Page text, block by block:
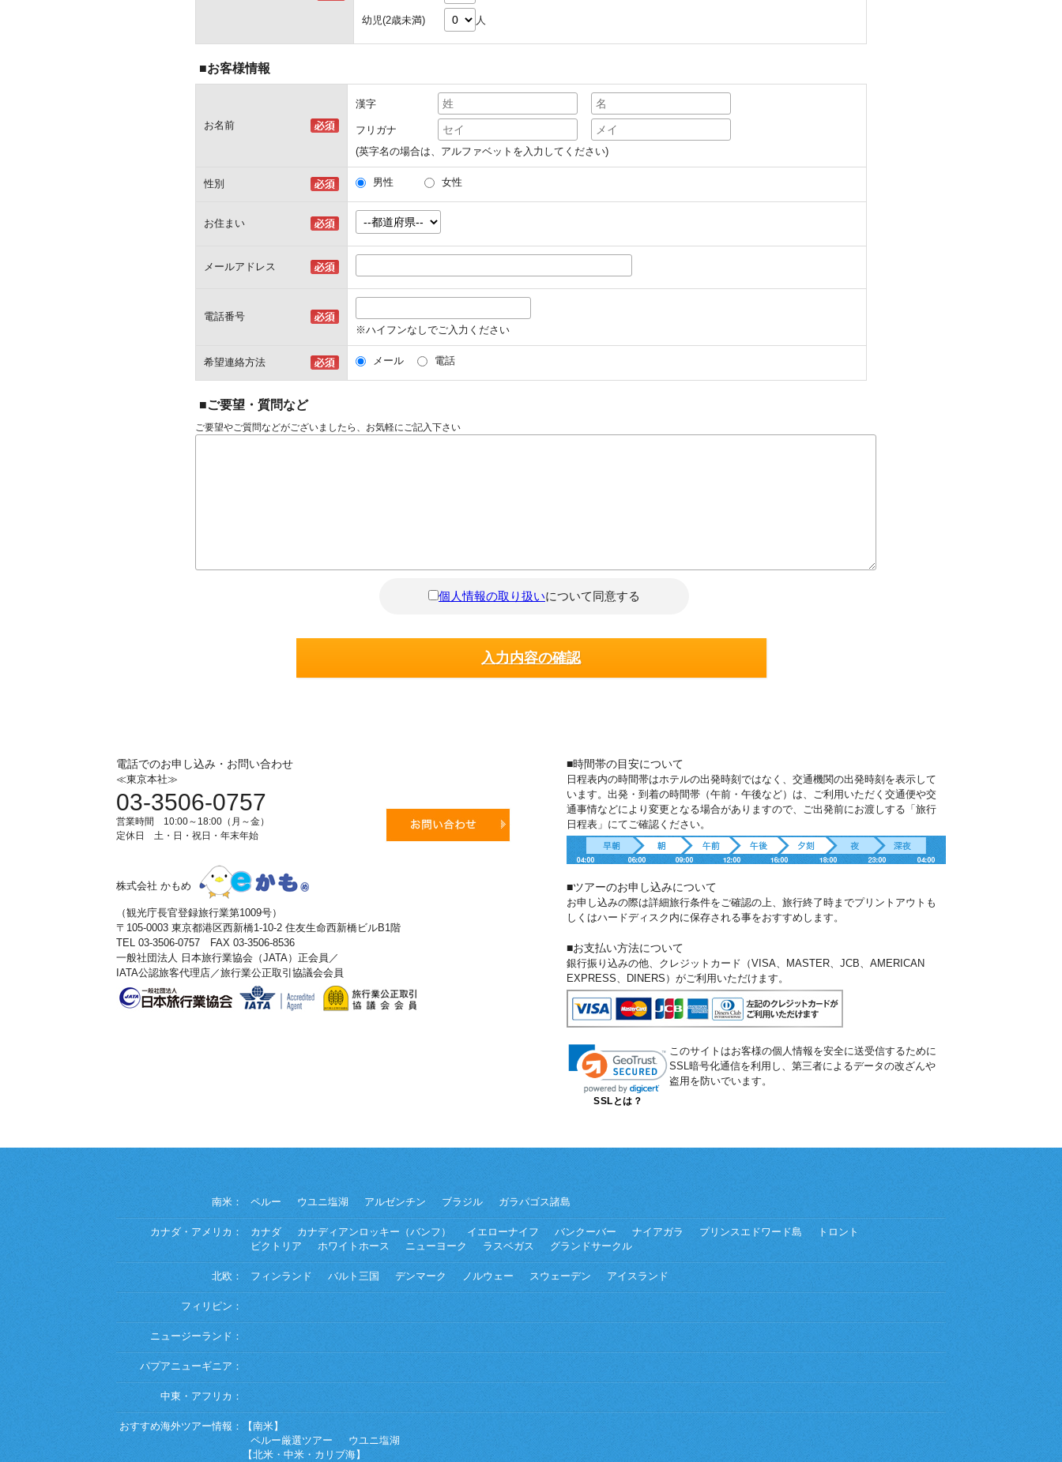
幼児(2歳未満) 人
■お客様情報
お名前
漢字
フリガナ
(英字名の場合は、アルファベットを入力してください)
性別 男性 女性
お住まい
メールアドレス
電話番号
※ハイフンなしでご入力ください
希望連絡方法 メール 電話
■ご要望・質問など
ご要望やご質問などがございましたら、お気軽にご記入下さい
個人情報の取り扱いについて同意する
電話でのお申し込み・お問い合わせ
≪東京本社≫
03-3506-0757
営業時間 10:00～18:00（月～金）
定休日 土・日・祝日・年末年始
株式会社 かもめ
（観光庁長官登録旅行業第1009号）
〒105-0003 東京都港区西新橋1-10-2 住友生命西新橋ビルB1階
TEL 03-3506-0757 FAX 03-3506-8536
一般社団法人 日本旅行業協会（JATA）正会員／
IATA公認旅客代理店／旅行業公正取引協議会会員
■時間帯の目安について
日程表内の時間帯はホテルの出発時刻ではなく、交通機関の出発時刻を表示して
います。出発・到着の時間帯（午前・午後など）は、ご利用いただく交通便や交
通事情などにより変更となる場合がありますので、ご出発前にお渡しする「旅行
日程表」にてご確認ください。
■ツアーのお申し込みについて
お申し込みの際は詳細旅行条件をご確認の上、旅行終了時までプリントアウトも
しくはハードディスク内に保存される事をおすすめします。
■お支払い方法について
銀行振り込みの他、クレジットカード（VISA、MASTER、JCB、AMERICAN
EXPRESS、DINERS）がご利用いただけます。
SSLとは？
このサイトはお客様の個人情報を安全に送受信するために
SSL暗号化通信を利用し、第三者によるデータの改ざんや
盗用を防いでいます。
南米： ペルー ウユニ塩湖 アルゼンチン ブラジル ガラパゴス諸島
カナダ・アメリカ： カナダ カナディアンロッキー（バンフ） イエローナイフ バンクーバー ナイアガラ プリンスエドワード島
トロント
ビクトリア
ホワイトホース ニューヨーク ラスベガス グランドサークル
北欧： フィンランド バルト三国 デンマーク ノルウェー スウェーデン アイスランド
フィリピン：
ニュージーランド：
パプアニューギニア：
中東・アフリカ：
おすすめ海外ツアー情報：
【南米】
ペルー厳選ツアー
ウユニ塩湖
【北米・中米・カリブ海】